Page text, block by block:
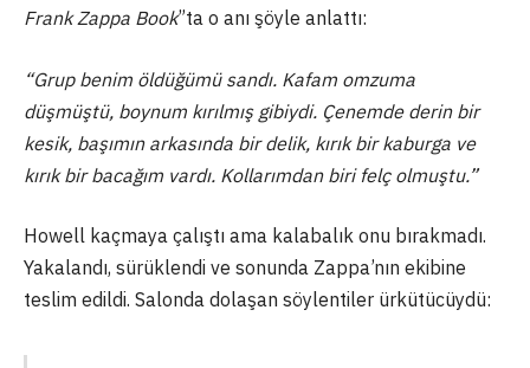
Frank Zappa Book”ta o anı şöyle anlattı:
“Grup benim öldüğümü sandı. Kafam omzuma
düşmüştü, boynum kırılmış gibiydi. Çenemde derin bir
kesik, başımın arkasında bir delik, kırık bir kaburga ve
kırık bir bacağım vardı. Kollarımdan biri felç olmuştu.”
Howell kaçmaya çalıştı ama kalabalık onu bırakmadı.
Yakalandı, sürüklendi ve sonunda Zappa’nın ekibine
teslim edildi. Salonda dolaşan söylentiler ürkütücüydü: